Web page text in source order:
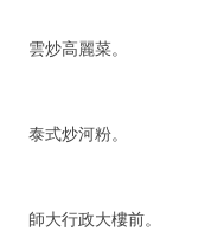
雲炒高麗菜。
泰式炒河粉。
師大行政大樓前。